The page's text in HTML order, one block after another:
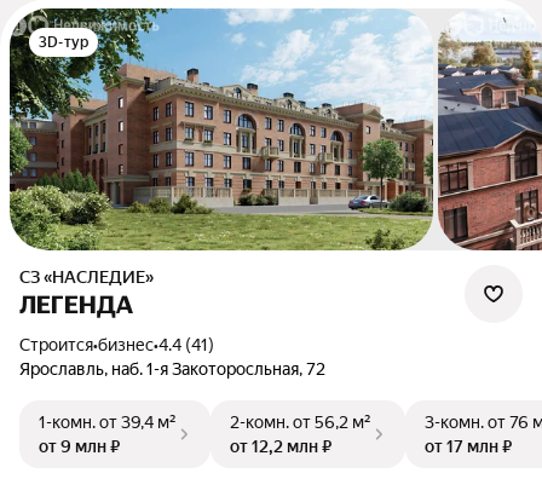
3D-тур
СЗ «НАСЛЕДИЕ»
ЛЕГЕНДА
Строится•бизнес•4.4 (41)
Ярославль, наб. 1-я Закоторосльная, 72
1-комн.от 39,4 м²
от 9 млн ₽
2-комн.от 56,2 м²
от 12,2 млн ₽
3-комн.от 76
от 17 млн ₽